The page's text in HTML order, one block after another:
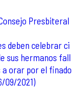
Presbiteral
deben celebrar ci
sus hermanos fall
a orar por el finado
09/2021)